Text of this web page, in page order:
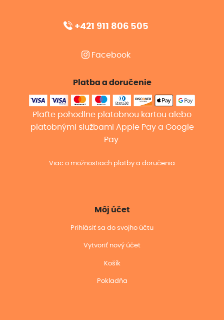
+421 911 806 505
Facebook
Platba a doručenie
Plaťte pohodlne platobnou kartou alebo
platobnými službami Apple Pay a Google
Pay.
Viac o možnostiach platby a doručenia
Môj účet
Prihlásiť sa do svojho účtu
Vytvoriť nový účet
Košík
Pokladňa